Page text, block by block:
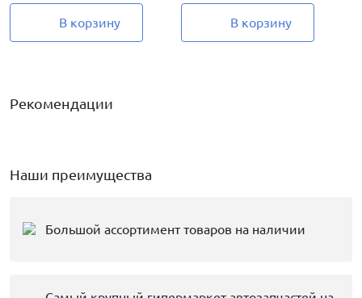
В корзину В корзину
Рекомендации
Наши преимущества
Большой ассортимент товаров на наличии